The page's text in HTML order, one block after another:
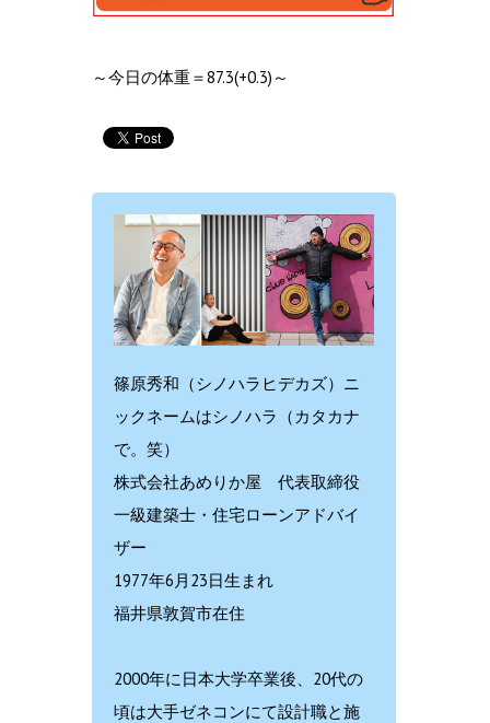
～今日の体重＝87.3(+0.3)～
篠原秀和（シノハラヒデカズ）ニ
ックネームはシノハラ（カタカナ
で。笑）
株式会社あめりか屋 代表取締役
一級建築士・住宅ローンアドバイ
ザー
1977年6月23日生まれ
福井県敦賀市在住
2000年に日本大学卒業後、20代の
頃は大手ゼネコンにて設計職と施